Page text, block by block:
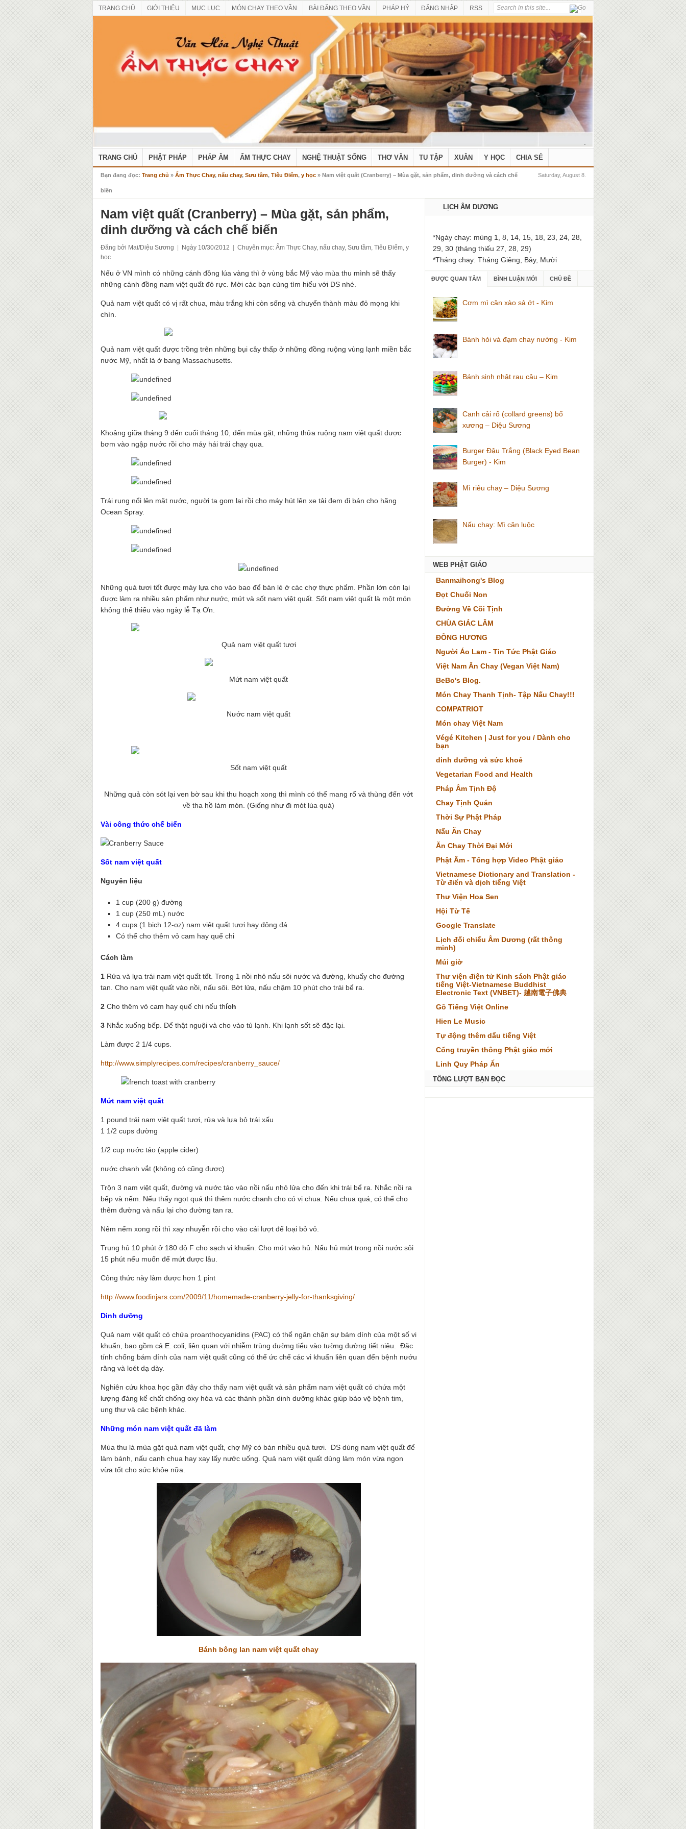
TRANG CHỦ GIỚI THIỆU MỤC LỤC MÓN CHAY THEO VẦN BÀI ĐĂNG THEO VẦN PHÁP HỶ ĐĂNG NHẬP RSS
TRANG CHỦ PHẬT PHÁP PHÁP ÂM ẨM THỰC CHAY NGHỆ THUẬT SỐNG THƠ VĂN TU TẬP XUÂN Y HỌC CHIA SẺ
Saturday, August 8.
Bạn đang đọc: Trang chủ » Ẩm Thực Chay, nấu chay, Sưu tầm, Tiêu Điểm, y học» Nam việt quất (Cranberry) – Mùa gặt, sản phẩm, dinh dưỡng và cách chế
biến
Nam việt quất (Cranberry) – Mùa gặt, sản phẩm,
dinh dưỡng và cách chế biến
Đăng bởi Mai/Diệu Sương Ngày 10/30/2012 Chuyên mục: Ẩm Thực Chay, nấu chay, Sưu tầm, Tiêu Điểm, y
học
Nếu ở VN mình có những cánh đồng lúa vàng thì ở vùng bắc Mỹ vào mùa thu mình sẽ thấy
những cánh đồng nam việt quất đỏ rực. Mời các bạn cùng tìm hiểu với DS nhé.
Quả nam việt quất có vị rất chua, màu trắng khi còn sống và chuyển thành màu đỏ mọng khi
chín.
Quả nam việt quất được trồng trên những bụi cây thấp ở những đồng ruộng vùng lạnh miền bắc
nước Mỹ, nhất là ở bang Massachusetts.
Khoảng giữa tháng 9 đến cuối tháng 10, đến mùa gặt, những thửa ruộng nam việt quất được
bơm vào ngập nước rồi cho máy hái trái chạy qua.
Trái rụng nổi lên mặt nước, người ta gom lại rồi cho máy hút lên xe tải đem đi bán cho hãng
Ocean Spray.
Những quả tươi tốt được máy lựa cho vào bao để bán lẻ ở các chợ thực phẩm. Phần lớn còn lại
được làm ra nhiều sản phẩm như nước, mứt và sốt nam việt quất. Sốt nam việt quất là một món
không thể thiếu vào ngày lễ Tạ Ơn.
Quả nam việt quất tươi
Mứt nam việt quất
Nước nam việt quất
Sốt nam việt quất
Những quả còn sót lại ven bờ sau khi thu hoạch xong thì mình có thể mang rổ và thùng đến vớt
về tha hồ làm món. (Giống như đi mót lúa quá)
Vài công thức chế biến
Sốt nam việt quất
Nguyên liệu
1 cup (200 g) đường
1 cup (250 mL) nước
4 cups (1 bịch 12-oz) nam việt quất tươi hay đông đá
Có thể cho thêm vỏ cam hay quế chi
Cách làm
1Rửa và lựa trái nam việt quất tốt. Trong 1 nồi nhỏ nấu sôi nước và đường, khuấy cho đường
tan. Cho nam việt quất vào nồi, nấu sôi. Bớt lửa, nấu chậm 10 phút cho trái bể ra.
2Cho thêm vỏ cam hay quế chi nếu thích
3Nhắc xuống bếp. Để thật nguội và cho vào tủ lạnh. Khi lạnh sốt sẽ đặc lại.
Làm được 2 1/4 cups.
http://www.simplyrecipes.com/recipes/cranberry_sauce/
Mứt nam việt quất
1 pound trái nam việt quất tươi, rửa và lựa bỏ trái xấu
1 1/2 cups đường
1/2 cup nước táo (apple cider)
nước chanh vắt (không có cũng được)
Trộn 3 nam việt quất, đường và nước táo vào nồi nấu nhỏ lửa cho đến khi trái bể ra. Nhắc nồi ra
bếp và nếm. Nếu thấy ngọt quá thì thêm nước chanh cho có vị chua. Nếu chua quá, có thể cho
thêm đường và nấu lại cho đường tan ra.
Nêm nếm xong rồi thì xay nhuyễn rồi cho vào cái lượt để loại bỏ vỏ.
Trụng hủ 10 phút ở 180 độ F cho sạch vi khuẩn. Cho mứt vào hủ. Nấu hủ mứt trong nồi nước sôi
15 phút nếu muốn để mứt được lâu.
Công thức này làm được hơn 1 pint
http://www.foodinjars.com/2009/11/homemade-cranberry-jelly-for-thanksgiving/
Dinh dưỡng
Quả nam việt quất có chứa proanthocyanidins (PAC) có thể ngăn chặn sự bám dính của một số vi
khuẩn, bao gồm cả E. coli, liên quan với nhiễm trùng đường tiểu vào tường đường tiết niệu. Đặc
tính chống bám dính của nam việt quất cũng có thể ức chế các vi khuẩn liên quan đến bệnh nướu
răng và loét dạ dày.
Nghiên cứu khoa học gần đây cho thấy nam việt quất và sản phẩm nam việt quất có chứa một
lượng đáng kể chất chống oxy hóa và các thành phần dinh dưỡng khác giúp bảo vệ bệnh tim,
ung thư và các bệnh khác.
Những món nam việt quất đã làm
Mùa thu là mùa gặt quả nam việt quất, chợ Mỹ có bán nhiều quả tươi. DS dùng nam việt quất để
làm bánh, nấu canh chua hay xay lấy nước uống. Quả nam việt quất dùng làm món vừa ngon
vừa tốt cho sức khỏe nữa.
Bánh bông lan nam việt quất chay
LỊCH ÂM DƯƠNG
*Ngày chay: mùng 1, 8, 14, 15, 18, 23, 24, 28,
29, 30 (tháng thiếu 27, 28, 29)
*Tháng chay: Tháng Giêng, Bảy, Mười
ĐƯỢC QUAN TÂM BÌNH LUẬN MỚI CHỦ ĐỀ
Cơm mì căn xào sả ớt - Kim
Bánh hỏi và đạm chay nướng - Kim
Bánh sinh nhật rau câu – Kim
Canh cải rổ (collard greens) bổ
xương – Diệu Sương
Burger Đậu Trắng (Black Eyed Bean
Burger) - Kim
Mì riêu chay – Diệu Sương
Nấu chay: Mì căn luộc
WEB PHẬT GIÁO
Banmaihong's Blog
Đọt Chuối Non
Đường Về Cõi Tịnh
CHÙA GIÁC LÂM
ĐỒNG HƯƠNG
Người Áo Lam - Tin Tức Phật Giáo
Việt Nam Ăn Chay (Vegan Việt Nam)
BeBo's Blog.
Món Chay Thanh Tịnh- Tập Nấu Chay!!!
COMPATRIOT
Món chay Việt Nam
Végé Kitchen | Just for you / Dành cho
bạn
dinh dưỡng và sức khoẻ
Vegetarian Food and Health
Pháp Âm Tịnh Độ
Chay Tịnh Quán
Thời Sự Phật Pháp
Nấu Ăn Chay
Ăn Chay Thời Đại Mới
Phật Âm - Tổng hợp Video Phật giáo
Vietnamese Dictionary and Translation -
Từ điển và dịch tiếng Việt
Thư Viện Hoa Sen
Hội Từ Tế
Google Translate
Lịch đối chiếu Âm Dương (rất thông
minh)
Múi giờ
Thư viện điện tử Kinh sách Phật giáo
tiếng Việt-Vietnamese Buddhist
Electronic Text (VNBET)- 越南電子佛典
Gõ Tiếng Việt Online
Hien Le Music
Tự động thêm dấu tiếng Việt
Cổng truyền thông Phật giáo mới
Linh Quy Pháp Ấn
TỔNG LƯỢT BẠN ĐỌC